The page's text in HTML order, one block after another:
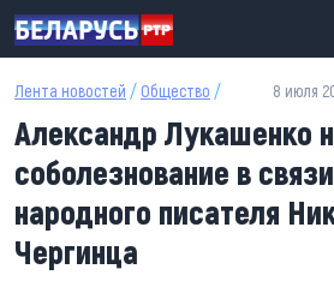
Перейти к основному содержанию
Лента новостей / Общество / 8 июля
Александр Лукашенко
соболезнование в
народного писателя
Чергинца